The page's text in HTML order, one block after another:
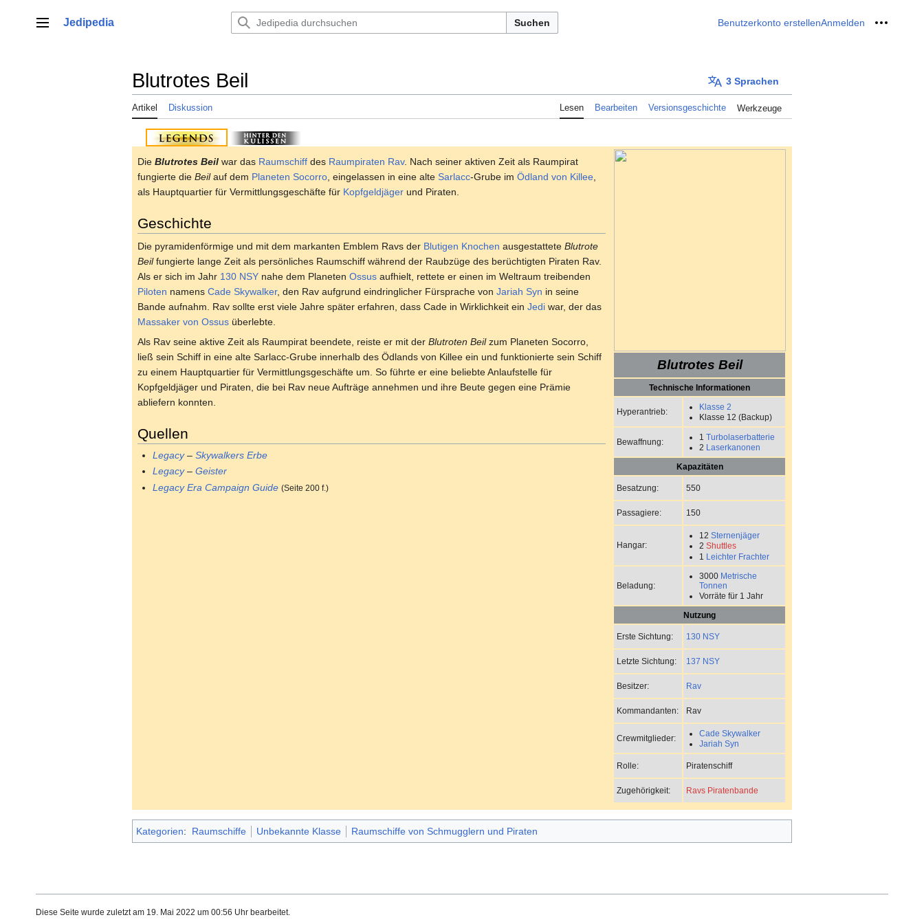
springenHauptmenü
Jedipedia Suchen Benutzerkonto erstellenAnmelden Meine
Blutrotes Beil 3 Sprachen
Artikel Diskussion Lesen Bearbeiten Versionsgeschichte Werkzeuge
Blutrotes Beil
Technische Informationen
Hyperantrieb:
Klasse 2
Klasse 12 (Backup)
Bewaffnung: 1 Turbolaserbatterie
2
Laserkanonen
Kapazitäten
Besatzung: 550
Passagiere: 150
Hangar:
12 Sternenjäger
2 Shuttles
1 Leichter Frachter
Beladung:
3000 Metrische
Tonnen
Vorräte für 1 Jahr
Nutzung
Erste Sichtung: 130 NSY
Letzte Sichtung: 137 NSY
Besitzer: Rav
Kommandanten: Rav
Crewmitglieder:
Cade Skywalker
Jariah Syn
Rolle: Piratenschiff
Zugehörigkeit: Ravs Piratenbande
Die Blutrotes Beil war das Raumschiff des Raumpiraten Rav. Nach seiner aktiven Zeit als Raumpirat
fungierte die Beilauf dem Planeten Socorro , eingelassen in eine alte Sarlacc-Grube im Ödland von Killee
als Hauptquartier für Vermittlungsgeschäfte für Kopfgeldjäger und Piraten.
Geschichte
Die pyramidenförmige und mit dem markanten Emblem Ravs der Blutigen Knochen ausgestattete Blutrote
Beilfungierte lange Zeit als persönliches Raumschiff während der Raubzüge des berüchtigten Piraten Rav.
Als er sich im Jahr 130 NSY nahe dem Planeten Ossus aufhielt, rettete er einen im Weltraum treibenden
Piloten namens Cade Skywalker, den Rav aufgrund eindringlicher Fürsprache von Jariah Syn in seine
Bande aufnahm. Rav sollte erst viele Jahre später erfahren, dass Cade in Wirklichkeit ein Jedi war, der das
Massaker von Ossus überlebte.
Als Rav seine aktive Zeit als Raumpirat beendete, reiste er mit der Blutroten Beilzum Planeten Socorro,
ließ sein Schiff in eine alte Sarlacc-Grube innerhalb des Ödlands von Killee ein und funktionierte sein Schiff
zu einem Hauptquartier für Vermittlungsgeschäfte um. So führte er eine beliebte Anlaufstelle für
Kopfgeldjäger und Piraten, die bei Rav neue Aufträge annehmen und ihre Beute gegen eine Prämie
abliefern konnten.
Quellen
Legacy–Skywalkers Erbe
Legacy–Geister
Legacy Era Campaign Guide (Seite 200 f.)
Kategorien: Raumschiffe Unbekannte Klasse Raumschiffe von Schmugglern und Piraten
Diese Seite wurde zuletzt am 19. Mai 2022 um 00:56 Uhr bearbeitet.